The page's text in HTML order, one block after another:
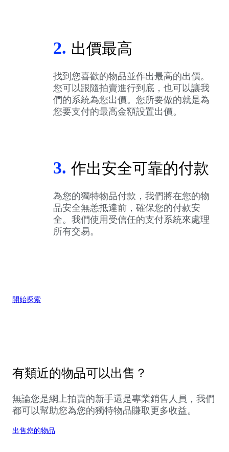
2. 出價最高
找到您喜歡的物品並作出最高的出價。
您可以跟隨拍賣進行到底，也可以讓我
們的系統為您出價。您所要做的就是為
您要支付的最高金額設置出價。
3. 作出安全可靠的付款
為您的獨特物品付款，我們將在您的物
品安全無恙抵達前，確保您的付款安
全。我們使用受信任的支付系統來處理
所有交易。
開始探索
有類近的物品可以出售？
無論您是網上拍賣的新手還是專業銷售人員，我們
都可以幫助您為您的獨特物品賺取更多收益。
出售您的物品